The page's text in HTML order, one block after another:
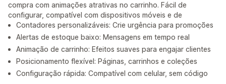
compra com animações atrativas no carrinho. Fácil de
configurar, compatível com dispositivos móveis e de
Contadores personalizáveis: Crie urgência para promoções
Alertas de estoque baixo: Mensagens em tempo real
Animação de carrinho: Efeitos suaves para engajar clientes
Posicionamento flexível: Páginas, carrinhos e coleções
Configuração rápida: Compatível com celular, sem código